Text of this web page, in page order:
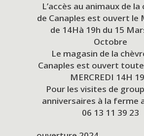
L’accès au animaux de
de Canaples est ouvert le
de 14Hà 19h du 15
Octobre
Le magasin de la
Canaples est ouvert toute
MERCREDI 14H
Pour les visites de
anniversaires à la ferme
06 13 11 39 23